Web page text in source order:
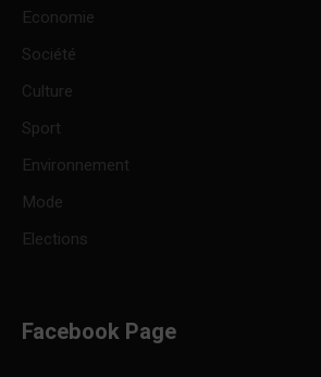
Economie
Société
Culture
Sport
Environnement
Mode
Elections
Facebook Page